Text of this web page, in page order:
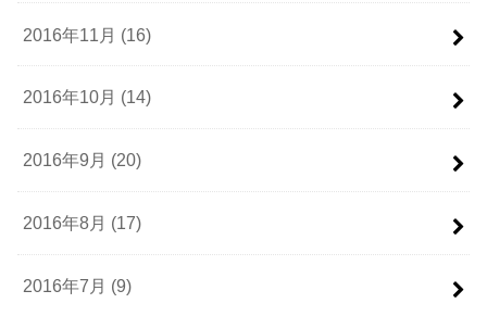
2016年11月 (16)
2016年10月 (14)
2016年9月 (20)
2016年8月 (17)
2016年7月 (9)